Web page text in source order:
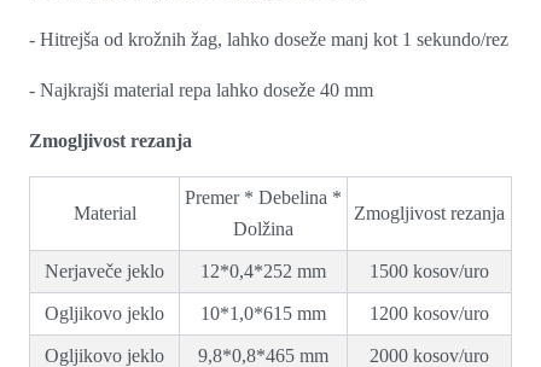
- Hitrejša od krožnih žag, lahko doseže manj kot 1 sekundo/rez
- Najkrajši material repa lahko doseže 40 mm
Zmogljivost rezanja
Material
Premer * Debelina *
Dolžina
Zmogljivost rezanja
Nerjaveče jeklo 12*0,4*252 mm 1500 kosov/uro
Ogljikovo jeklo 10*1,0*615 mm 1200 kosov/uro
Ogljikovo jeklo 9,8*0,8*465 mm 2000 kosov/uro